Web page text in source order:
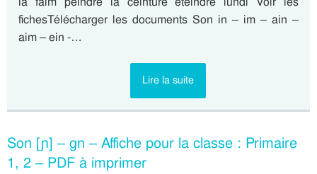
fichesTélécharger les documents Son in – im – ain –
aim – ein -…
Lire la suite
Son [ɲ] – gn – Affiche pour la classe : Primaire
1, 2 – PDF à imprimer